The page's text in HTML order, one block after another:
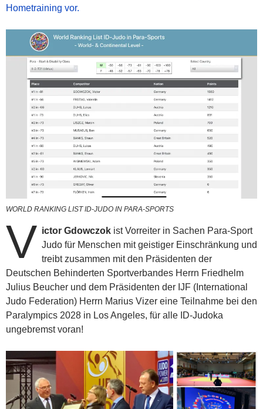
Hometraining vor.
WORLD RANKING LIST ID-JUDO IN PARA-SPORTS
V ictor Gdowczok ist Vorreiter in Sachen Para-Sport
Judo für Menschen mit geistiger Einschränkung und
treibt zusammen mit den Präsidenten der
Deutschen Behinderten Sportverbandes Herrn Friedhelm
Julius Beucher und dem Präsidenten der IJF (International
Judo Federation) Herrn Marius Vizer eine Teilnahme bei den
Paralympics 2028 in Los Angeles, für alle ID-Judoka
ungebremst voran!